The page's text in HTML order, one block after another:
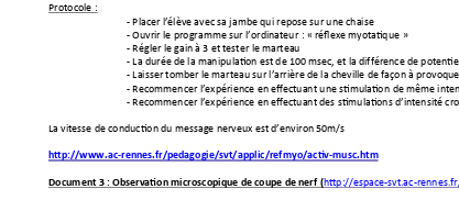
Protocole :
- Placer l’élève avec sa jambe qui repose sur une chaise
- Ouvrir le programme sur l’ordinateur : « réflexe myotatique »
- Régler le gain à 3 et tester le marteau
- La durée de la manipulation est de 100 msec, et la différence de
- Laisser tomber le marteau sur l’arrière de la cheville de façon à
- Recommencer l’expérience en effectuant une stimulation de même
- Recommencer l’expérience en effectuant des stimulations d’intensité
La vitesse de conduction du message nerveux est d’environ 50m/s
http://www.ac-rennes.fr/pedagogie/svt/app lic/refmyo/activ-musc.htm
Document 3 : Observation microscopique de coupe de nerf (http://espace-svt.ac-